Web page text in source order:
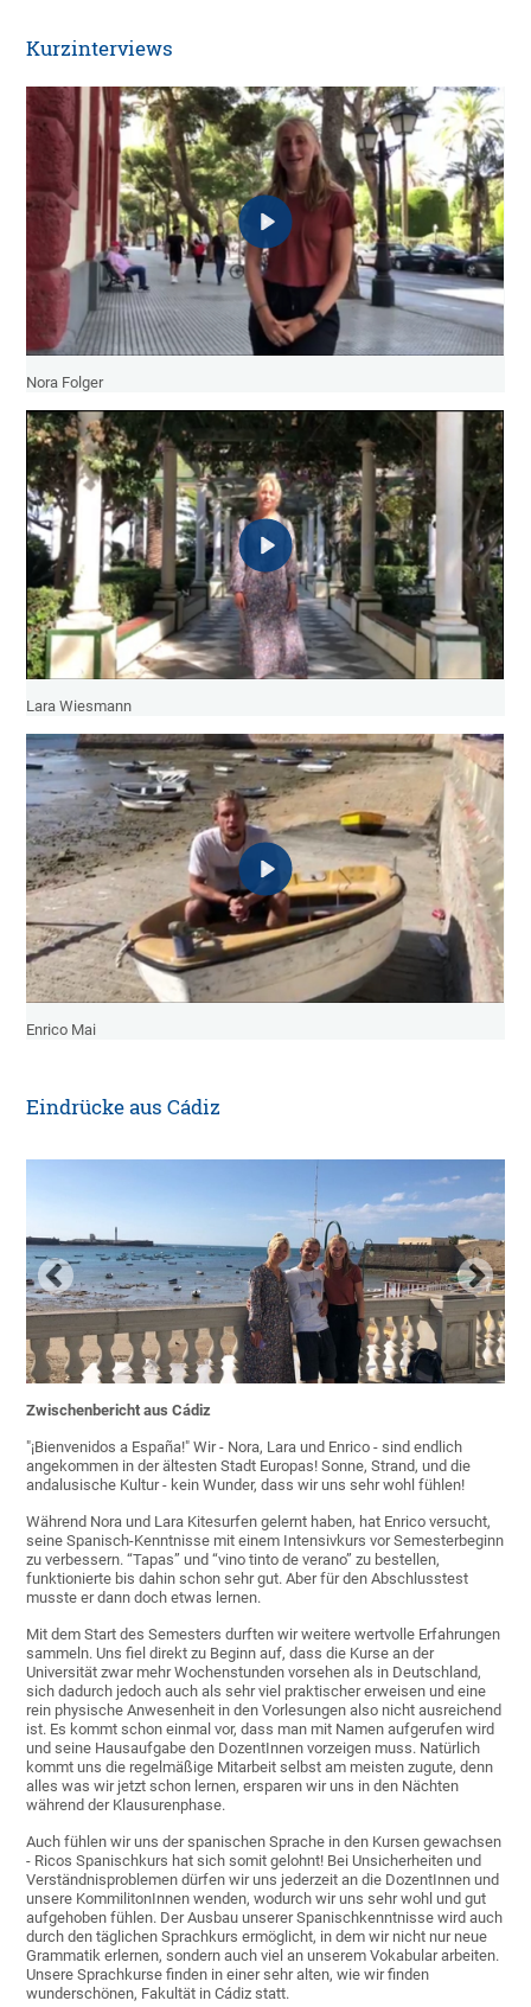
Kurzinterviews
Nora Folger
Lara Wiesmann
Enrico Mai
Eindrücke aus Cádiz
Zwischenbericht aus Cádiz
"¡Bienvenidos a España!" Wir - Nora, Lara und Enrico - sind endlich
angekommen in der ältesten Stadt Europas! Sonne, Strand, und die
andalusische Kultur - kein Wunder, dass wir uns sehr wohl fühlen!
Während Nora und Lara Kitesurfen gelernt haben, hat Enrico versucht,
seine Spanisch-Kenntnisse mit einem Intensivkurs vor Semesterbeginn
zu verbessern. “Tapas” und “vino tinto de verano” zu bestellen,
funktionierte bis dahin schon sehr gut. Aber für den Abschlusstest
musste er dann doch etwas lernen.
Mit dem Start des Semesters durften wir weitere wertvolle Erfahrungen
sammeln. Uns fiel direkt zu Beginn auf, dass die Kurse an der
Universität zwar mehr Wochenstunden vorsehen als in Deutschland,
sich dadurch jedoch auch als sehr viel praktischer erweisen und eine
rein physische Anwesenheit in den Vorlesungen also nicht ausreichend
ist. Es kommt schon einmal vor, dass man mit Namen aufgerufen wird
und seine Hausaufgabe den DozentInnen vorzeigen muss. Natürlich
kommt uns die regelmäßige Mitarbeit selbst am meisten zugute, denn
alles was wir jetzt schon lernen, ersparen wir uns in den Nächten
während der Klausurenphase.
Auch fühlen wir uns der spanischen Sprache in den Kursen gewachsen
- Ricos Spanischkurs hat sich somit gelohnt! Bei Unsicherheiten und
Verständnisproblemen dürfen wir uns jederzeit an die DozentInnen und
unsere KommilitonInnen wenden, wodurch wir uns sehr wohl und gut
aufgehoben fühlen. Der Ausbau unserer Spanischkenntnisse wird auch
durch den täglichen Sprachkurs ermöglicht, in dem wir nicht nur neue
Grammatik erlernen, sondern auch viel an unserem Vokabular arbeiten.
Unsere Sprachkurse finden in einer sehr alten, wie wir finden
wunderschönen, Fakultät in Cádiz statt.